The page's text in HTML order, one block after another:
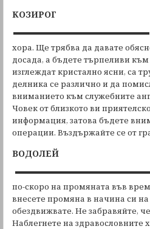
КОЗИРОГ
хора. Ще трябва да давате
досада, а бъдете търпеливи
изглеждат кристално ясни, са
делника се различно и да
вниманието към служебните
Човек от близкото ви
информация, затова бъдете
операции. Въздържайте се от
ВОДОЛЕЙ
по-скоро на промяната във
внесете промяна в начина си
обездвижвате. Не забравяйте,
Наблегнете на здравословните